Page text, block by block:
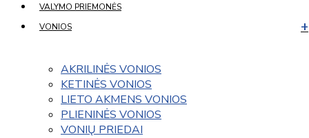
VALYMO PRIEMONĖS
VONIOS
AKRILINĖS VONIOS
KETINĖS VONIOS
LIETO AKMENS VONIOS
PLIENINĖS VONIOS
VONIŲ PRIEDAI